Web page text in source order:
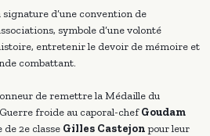
d’une convention de
symbole d’une volonté
entretenir le devoir de mémoire et
combattant.
de remettre la Médaille du
froide au caporal-chefGoudam
2e classe Gilles Castejonpour leur